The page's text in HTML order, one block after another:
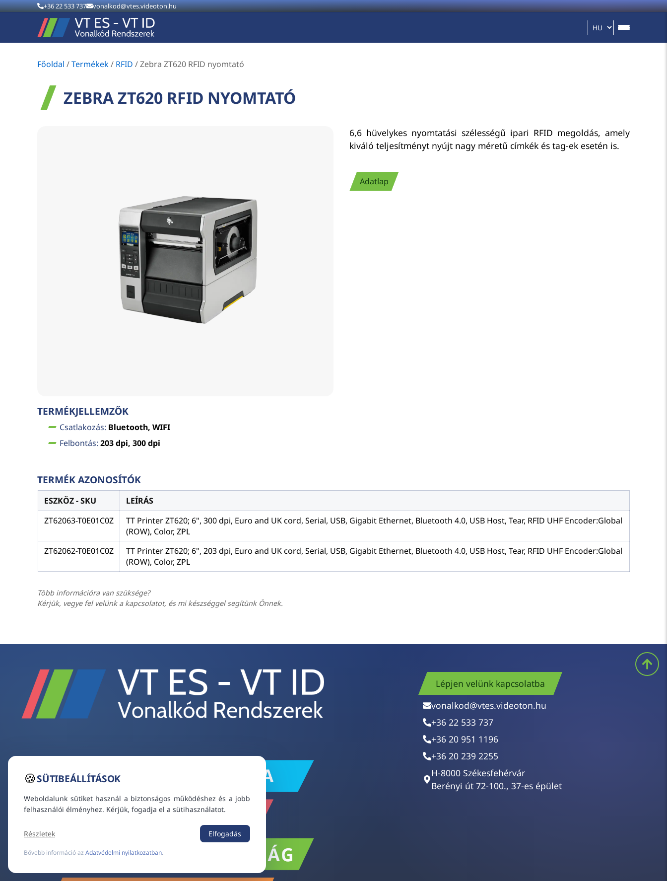
+36 22 533 737 vonalkod@vtes.videoton.hu
Főoldal /Termékek/ RFID /Zebra ZT620 RFID nyomtató
ZEBRA ZT620 RFID NYOMTATÓ
6,6 hüvelykes nyomtatási szélességű ipari RFID megoldás, amely
kiváló teljesítményt nyújt nagy méretű címkék és tag-ek esetén is.
Adatlap
TERMÉKJELLEMZŐK
Csatlakozás: Bluetooth, WIFI
Felbontás: 203 dpi, 300 dpi
TERMÉK AZONOSÍTÓK
ESZKÖZ - SKU
LEÍRÁS
ZT62063-T0E01C0Z
TT Printer ZT620; 6", 300 dpi, Euro and UK cord, Serial, USB, Gigabit Ethernet, Bluetooth 4.0, USB Host, Tear, RFID UHF Encoder:Global
(ROW), Color, ZPL
ZT62062-T0E01C0Z
TT Printer ZT620; 6", 203 dpi, Euro and UK cord, Serial, USB, Gigabit Ethernet, Bluetooth 4.0, USB Host, Tear, RFID UHF Encoder:Global
(ROW), Color, ZPL
Több információra van szüksége?
Kérjük, vegye fel velünk a kapcsolatot, és mi készséggel segítünk Önnek.
Lépjen velünk kapcsolatba
vonalkod@vtes.videoton.hu
+36 22 533 737
+36 20 951 1196
+36 20 239 2255
H-8000 Székesfehérvár
Berényi út 72-100., 37-es épület
🍪SÜTIBEÁLLÍTÁSOK
Weboldalunk sütiket használ a biztonságos működéshez és a jobb
felhasználói élményhez. Kérjük, fogadja el a sütihasználatot.
Részletek Elfogadás
Bővebb információ az Adatvédelmi nyilatkozatban.